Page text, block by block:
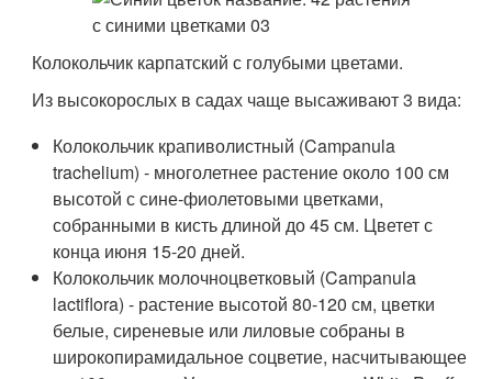
Колокольчик карпатский с голубыми цветами.
Из высокорослых в садах чаще высаживают 3 вида:
Колокольчик крапиволистный (Campanula
trachelium) - многолетнее растение около 100 см
высотой с сине-фиолетовыми цветками,
собранными в кисть длиной до 45 см. Цветет с
конца июня 15-20 дней.
Колокольчик молочноцветковый (Campanula
lactiflora) - растение высотой 80-120 см, цветки
белые, сиреневые или лиловые собраны в
широкопирамидальное соцветие, насчитывающее